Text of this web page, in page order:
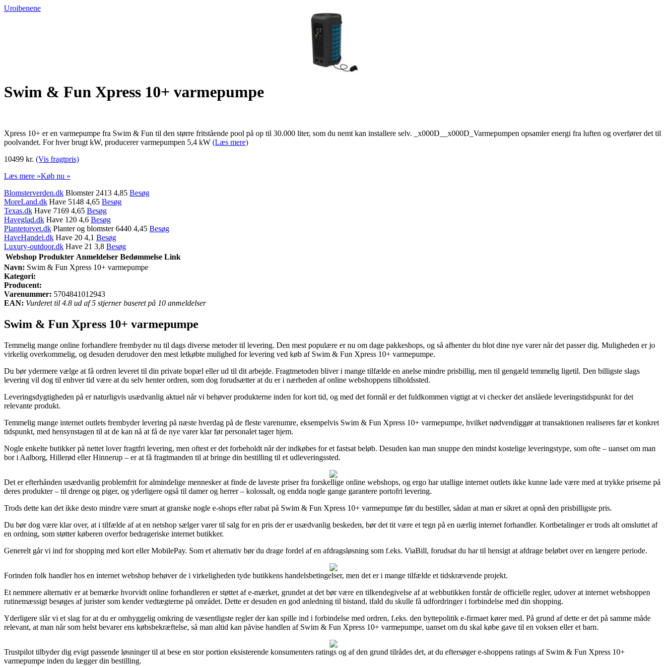
Uroibenene
Swim & Fun Xpress 10+ varmepumpe
Xpress 10+ er en varmepumpe fra Swim & Fun til den større fritstående pool på op til 30.000 liter, som du nemt kan installere selv. _x000D__x000D_Varmepumpen opsamler energi fra luften og overfører det til
poolvandet. For hver brugt kW, producerer varmepumpen 5,4 kW (Læs mere)
10499 kr. (Vis fragtpris)
Læs mere »Køb nu »
Blomsterverden.dk Blomster 2413 4,85 Besøg
MoreLand.dk Have 5148 4,65 Besøg
Texas.dk Have 7169 4,65 Besøg
Haveglad.dk Have 120 4,6 Besøg
Plantetorvet.dk Planter og blomster 6440 4,45 Besøg
HaveHandel.dk Have 20 4,1 Besøg
Luxury-outdoor.dk Have 21 3,8 Besøg
Webshop Produkter Anmeldelser Bedømmelse Link
Navn: Swim & Fun Xpress 10+ varmepumpe
Kategori:
Producent:
Varenummer: 5704841012943
EAN: Vurderet til 4.8 ud af 5 stjerner baseret på 10 anmeldelser
Swim & Fun Xpress 10+ varmepumpe
Temmelig mange online forhandlere frembyder nu til dags diverse metoder til levering. Den mest populære er nu om dage pakkeshops, og så afhenter du blot dine nye varer når det passer dig. Muligheden er jo
virkelig overkommelig, og desuden derudover den mest letkøbte mulighed for levering ved køb af Swim & Fun Xpress 10+ varmepumpe.
Du bør ydermere vælge at få ordren leveret til din private bopæl eller ud til dit arbejde. Fragtmetoden bliver i mange tilfælde en anelse mindre prisbillig, men til gengæld temmelig ligetil. Den billigste slags
levering vil dog til enhver tid være at du selv henter ordren, som dog forudsætter at du er i nærheden af online webshoppens tilholdssted.
Leveringsdygtigheden på er naturligvis usædvanlig aktuel når vi behøver produkterne inden for kort tid, og med det formål er det fuldkommen vigtigt at vi checker det anslåede leveringstidspunkt for det
relevante produkt.
Temmelig mange internet outlets frembyder levering på næste hverdag på de fleste varenumre, eksempelvis Swim & Fun Xpress 10+ varmepumpe, hvilket nødvendiggør at transaktionen realiseres før et konkret
tidspunkt, med hensynstagen til at de kan nå at få de nye varer klar før personalet tager hjem.
Nogle enkelte butikker på nettet lover fragtfri levering, men oftest er det forbeholdt når der indkøbes for et fastsat beløb. Desuden kan man snuppe den mindst kostelige leveringstype, som ofte – uanset om man
bor i Aalborg, Hillerød eller Hinnerup – er at få fragtmanden til at bringe din bestilling til et udleveringssted.
Det er efterhånden usædvanlig problemfrit for almindelige mennesker at finde de laveste priser fra forskellige online webshops, og ergo har utallige internet outlets ikke kunne lade være med at trykke priserne på
deres produkter – til drenge og piger, og yderligere også til damer og herrer – kolossalt, og endda nogle gange garantere portofri levering.
Trods dette kan det ikke desto mindre være smart at granske nogle e-shops efter rabat på Swim & Fun Xpress 10+ varmepumpe før du bestiller, sådan at man er sikret at opnå den prisbilligste pris.
Du bør dog være klar over, at i tilfælde af at en netshop sælger varer til salg for en pris der er usædvanlig beskeden, bør det tit være et tegn på en uærlig internet forhandler. Kortbetalinger er trods alt omsluttet af
en ordning, som støtter køberen overfor bedrageriske internet butikker.
Generelt går vi ind for shopping med kort eller MobilePay. Som et alternativ bør du drage fordel af en afdragsløsning som f.eks. ViaBill, forudsat du har til hensigt at afdrage beløbet over en længere periode.
Forinden folk handler hos en internet webshop behøver de i virkeligheden tyde butikkens handelsbetingelser, men det er i mange tilfælde et tidskrævende projekt.
Et nemmere alternativ er at bemærke hvorvidt online forhandleren er støttet af e-mærket, grundet at det bør være en tilkendegivelse af at webbutikken forstår de officielle regler, udover at internet webshoppen
rutinemæssigt besøges af jurister som kender vedtægterne på området. Dette er desuden en god anledning til bistand, ifald du skulle få udfordringer i forbindelse med din shopping.
Yderligere slår vi et slag for at du er omhyggelig omkring de væsentligste regler der kan spille ind i forbindelse med ordren, f.eks. den byttepolitik e-firmaet kører med. På grund af dette er det på samme måde
relevant, at man når som helst bevarer ens købsbekræftelse, så man altid kan påvise handlen af Swim & Fun Xpress 10+ varmepumpe, uanset om du skal købe gave til en voksen eller et barn.
Trustpilot tilbyder dig evigt passende løsninger til at bese en stor portion eksisterende konsumenters ratings og af den grund tilrådes det, at du eftersøger e-shoppens ratings af Swim & Fun Xpress 10+
varmepumpe inden du lægger din bestilling.